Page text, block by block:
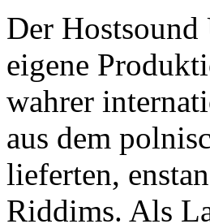
Der
eigene
wahrer
aus dem
lieferten,
Riddims. Als